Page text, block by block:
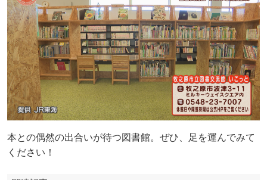
本との偶然の出合いが待つ図書館。ぜひ、足を運んでみて
ください！